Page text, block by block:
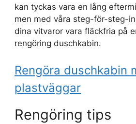
kan tyckas vara en lång
men med våra steg-för-steg-
dina vitvaror vara fläckfria på
rengöring duschkabin.
Rengöra duschkabin
plastväggar
Rengöring tips